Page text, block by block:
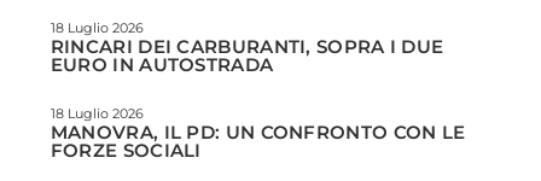
18 Luglio 2026
RINCARI DEI CARBURANTI, SOPRA I DUE
EURO IN AUTOSTRADA
18 Luglio 2026
MANOVRA, IL PD: UN CONFRONTO CON LE
FORZE SOCIALI